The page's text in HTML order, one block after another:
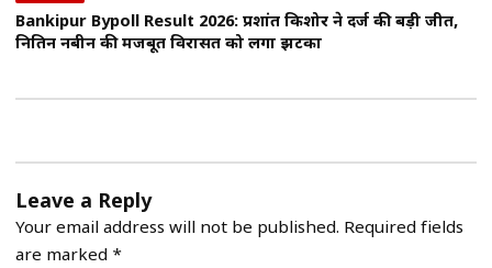
Bankipur Bypoll Result 2026: प्रशांत किशोर ने दर्ज की बड़ी जीत,
नितिन नबीन की मजबूत विरासत को लगा झटका
Leave a Reply
Your email address will not be published. Required fields
are marked *